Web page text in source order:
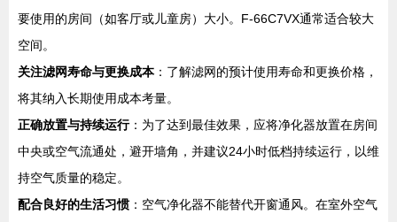
要使用的房间（如客厅或儿童房）大小。F-66C7VX通常适合较大
空间。
关注滤网寿命与更换成本：了解滤网的预计使用寿命和更换价格，
将其纳入长期使用成本考量。
正确放置与持续运行：为了达到最佳效果，应将净化器放置在房间
中央或空气流通处，避开墙角，并建议24小时低档持续运行，以维
持空气质量的稳定。
配合良好的生活习惯：空气净化器不能替代开窗通风。在室外空气